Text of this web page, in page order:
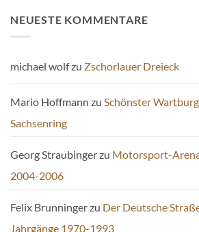
NEUESTE KOMMENTARE
michael wolfzu Zschorlauer Dreieck
Mario Hoffmann zu Schönster
Sachsenring
Georg Straubingerzu Motorsport-
2004-2006
Felix Brunningerzu Der Deutsche
Jahrgänge 1970-1993